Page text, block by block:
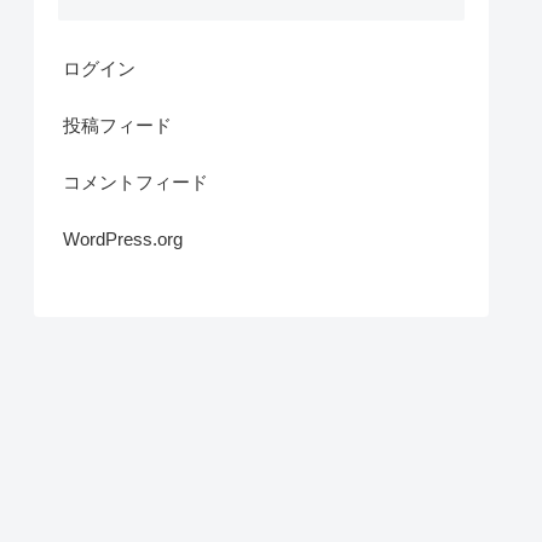
ログイン
投稿フィード
コメントフィード
WordPress.org